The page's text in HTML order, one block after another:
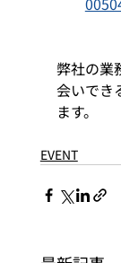
弊社の業
会いでき
ます。
EVENT